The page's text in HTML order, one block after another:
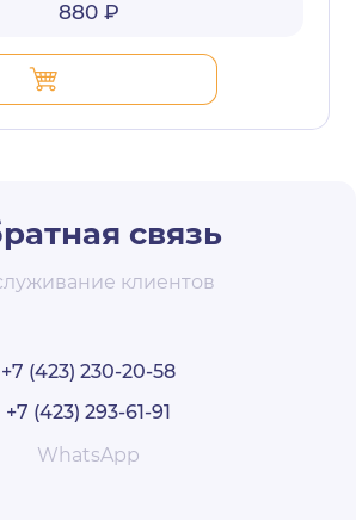
880 ₽
связь
клиентов
+7 (423) 230-20-58
+7 (423) 293-61-91
WhatsApp